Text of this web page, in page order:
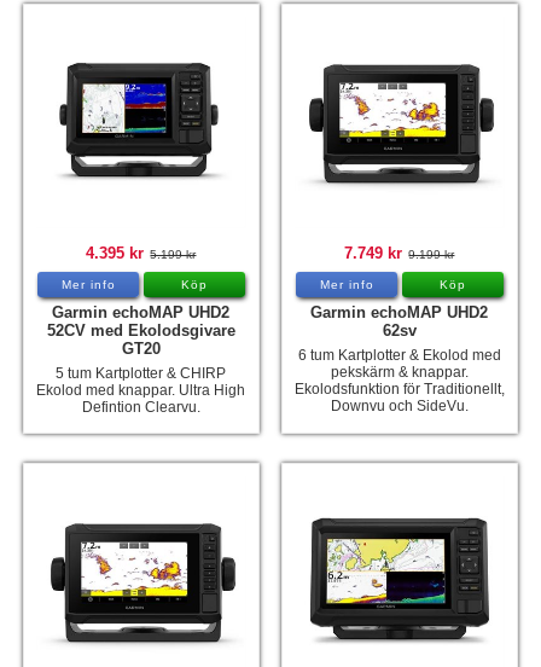
4.395 kr 5.199 kr
Mer info Köp
Garmin echoMAP UHD2
52CV med Ekolodsgivare
GT20
5 tum Kartplotter & CHIRP
Ekolod med knappar. Ultra High
Defintion Clearvu.
7.749 kr 9.199 kr
Mer info Köp
Garmin echoMAP UHD2
62sv
6 tum Kartplotter & Ekolod med
pekskärm & knappar.
Ekolodsfunktion för Traditionellt,
Downvu och SideVu.